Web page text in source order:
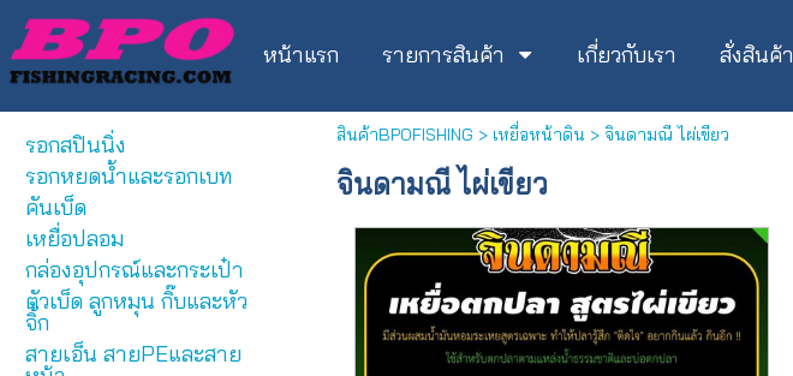
หน้าแรก รายการสินค้า เกี่ยวกับเรา สั่งสินค้า
รอกสปินนิ่ง
รอกหยดน้ำและรอกเบท
คันเบ็ด
เหยื่อปลอม
กล่องอุปกรณ์และกระเป๋า
ตัวเบ็ด ลูกหมุน กิ๊บและหัว
จิ้ก
สายเอ็น สายPEและสาย
สินค้าBPOFISHING > เหยื่อหน้าดิน > จินดามณี ไผ่เขียว
จินดามณี ไผ่เขียว